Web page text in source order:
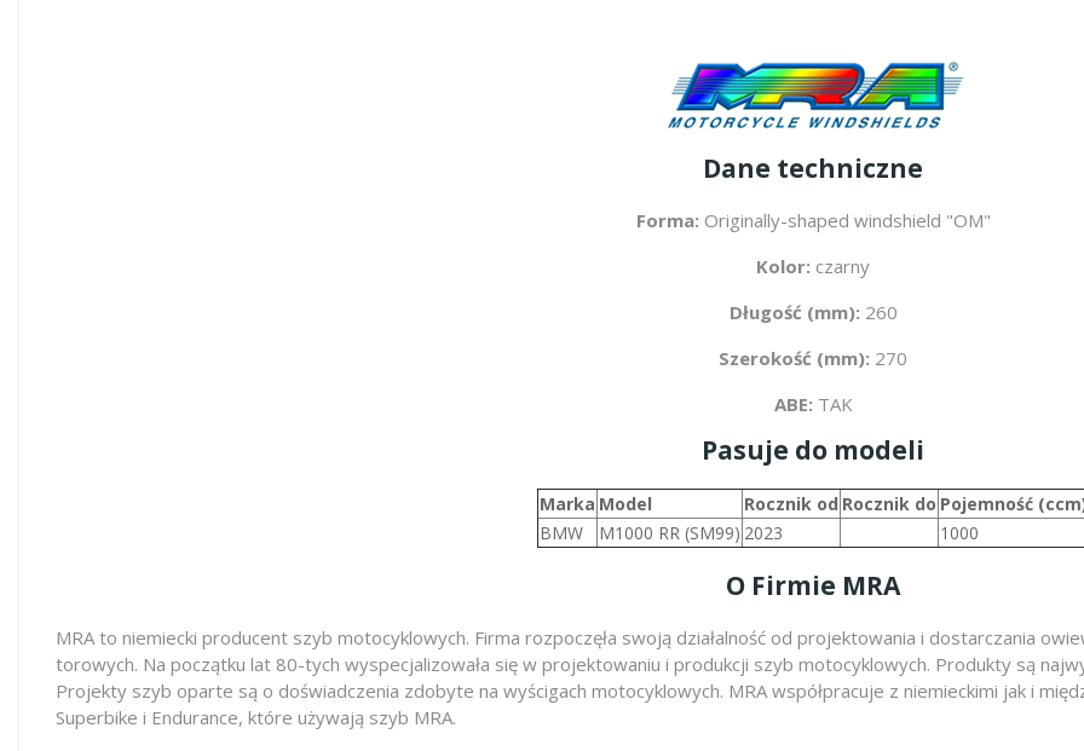
Dane techniczne
Forma: Originally-shaped windshield "OM"
Kolor: czarny
Długość (mm): 260
Szerokość (mm): 270
ABE: TAK
Pasuje do modeli
Marka Model Rocznik od Rocznik do Pojemność
BMW
M1000 RR (SM99) 2023 1000
O Firmie MRA
MRA to niemiecki producent szyb motocyklowych. Firma rozpoczęła swoją działalność od projektowania i dostarczania
torowych. Na początku lat 80-tych wyspecjalizowała się w projektowaniu i produkcji szyb motocyklowych. Produkty są
Projekty szyb oparte są o doświadczenia zdobyte na wyścigach motocyklowych. MRA współpracuje z niemieckimi jak i
Superbike i Endurance, które używają szyb MRA.